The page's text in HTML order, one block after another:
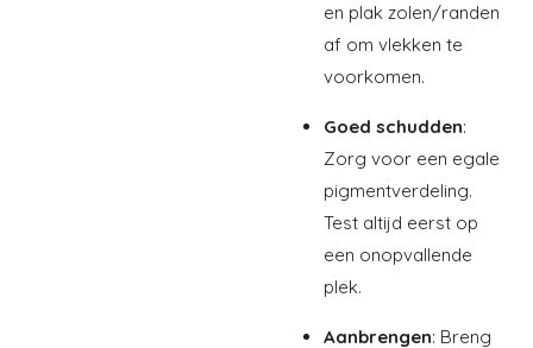
en plak zolen/randen
af om vlekken te
voorkomen.
Goed schudden:
Zorg voor een egale
pigmentverdeling.
Test altijd eerst op
een onopvallende
plek.
Aanbrengen: Breng